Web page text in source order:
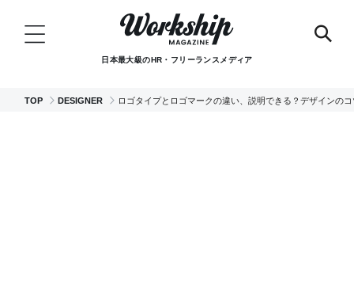
日本最大級のHR・フリーランスメディア
TOP DESIGNER ロゴタイプとロゴマークの違い、説明できる？デザインの